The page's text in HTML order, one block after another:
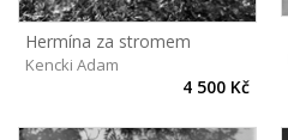
Hermína za stromem
Kencki Adam
4 500 Kč